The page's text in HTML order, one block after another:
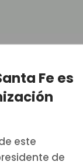
Fe es
este
de